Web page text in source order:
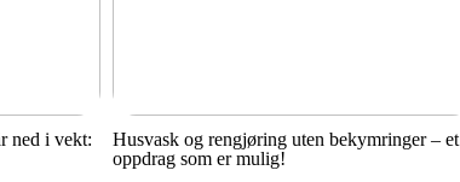
ned i vekt:
Husvask og rengjøring uten bekymringer – et
oppdrag som er mulig!